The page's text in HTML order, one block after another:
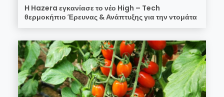
Η Hazera εγκανίασε το νέο High – Tech
θερμοκήπιο Έρευνας & Ανάπτυξης για την ντομάτα